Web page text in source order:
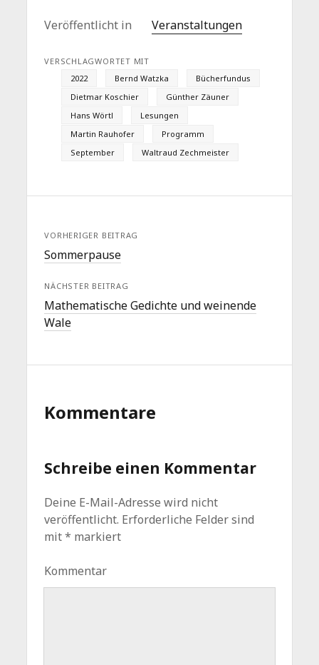
Veröffentlicht in Veranstaltungen
VERSCHLAGWORTET MIT
2022
Bernd Watzka
Bücherfundus
Dietmar Koschier
Günther Zäuner
Hans Wörtl
Lesungen
Martin Rauhofer
Programm
September
Waltraud Zechmeister
VORHERIGER BEITRAG
Sommerpause
NÄCHSTER BEITRAG
Mathematische Gedichte und weinende
Wale
Kommentare
Schreibe einen Kommentar
Deine E-Mail-Adresse wird nicht
veröffentlicht. Erforderliche Felder sind
mit* markiert
Kommentar